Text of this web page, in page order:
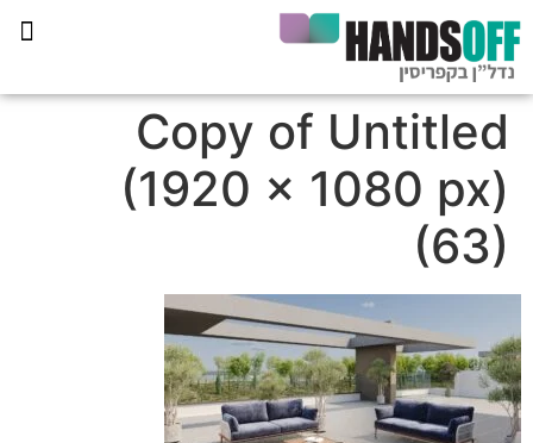
Copy of Untitled
(1920 × 1080 px)
(63)